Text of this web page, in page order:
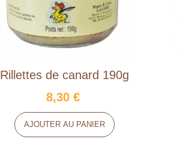
Rillettes de canard 190g
8,30 €
AJOUTER AU PANIER